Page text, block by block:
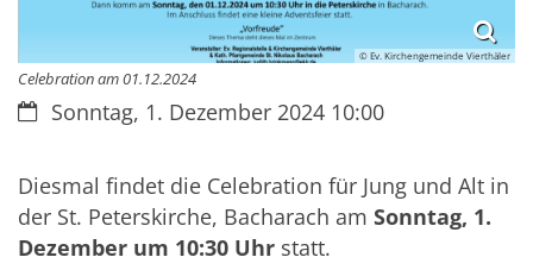
© Ev. Kirchengemeinde Vierthäler
Celebration am 01.12.2024
Datum:Sonntag, 1. Dezember 2024 10:00
Diesmal findet die Celebration für Jung und Alt in
der St. Peterskirche, Bacharach am Sonntag, 1.
Dezember um 10:30 Uhr statt.